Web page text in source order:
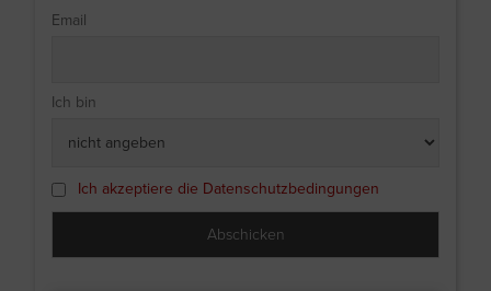
Email
Ich bin
Ich akzeptiere die Datenschutzbedingungen